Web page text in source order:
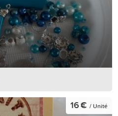
16 € / Unité